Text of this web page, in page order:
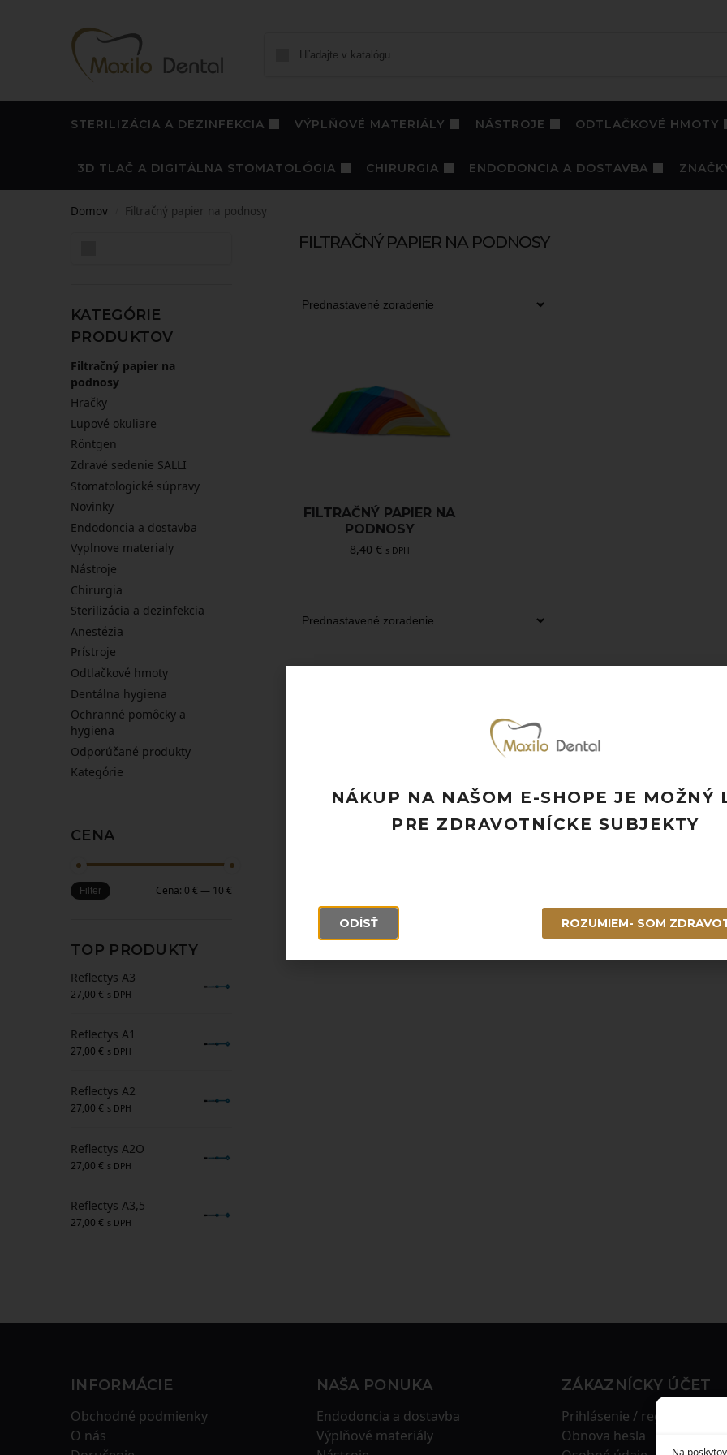
Na
STERILIZÁCIA A DEZINFEKCIA VÝPLŇOVÉ MATERIÁLY NÁSTROJE ODTLAČKOVÉ HMOTY
3D TLAČ A DIGITÁLNA STOMATOLÓGIA CHIRURGIA ENDODONCIA A DOSTAVBA
Domov Filtračný papier na podnosy
FILTRAČNÝ PAPIER NA PODNOSY
FILTRAČNÝ PAPIER NA
PODNOSY
8,40 € s DPH
KATEGÓRIE
PRODUKTOV
Filtračný papier na
podnosy
Hračky
Lupové okuliare
Röntgen
Zdravé sedenie SALLI
Stomatologické súpravy
Novinky
Endodoncia a dostavba
Vyplnove materialy
Nástroje
Chirurgia
Sterilizácia a dezinfekcia
Anestézia
Prístroje
Odtlačkové hmoty
Dentálna hygiena
Ochranné pomôcky a
hygiena
Odporúčané produkty
Kategórie
CENA
Filter Cena: 0 € — 10 €
TOP PRODUKTY
Reflectys A3
27,00 € s DPH
Reflectys A1
27,00 € s DPH
Reflectys A2
27,00 € s DPH
Reflectys A2O
27,00 € s DPH
Reflectys A3,5
27,00 € s DPH
INFORMÁCIE
Obchodné podmienky
O nás
NAŠA PONUKA
Endodoncia a dostavba
Výplňové materiály
ZÁKAZNÍCKY ÚČET
Prihlásenie / registrácia
Obnova hesla
NÁKUP NA NAŠOM E-SHOPE JE MOŽNÝ
PRE ZDRAVOTNÍCKE SUBJEKTY
ODÍSŤ ROZUMIEM- SOM